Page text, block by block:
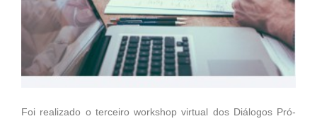
Foi realizado o terceiro workshop virtual dos Diálogos Pró-